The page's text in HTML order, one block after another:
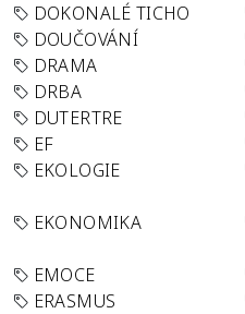
DOKONALÉ TICHO
DOUČOVÁNÍ
DRAMA
DRBA
DUTERTRE
EF
EKOLOGIE
EKONOMIKA
EMOCE
ERASMUS